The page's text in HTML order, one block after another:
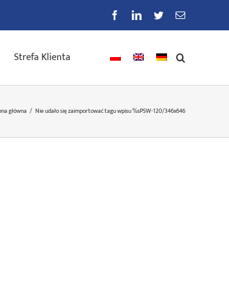
FacebookLinkedIn
TwitterE-
Strefa Klienta
główna / Nie udało się zaimportować tagu wpisu %sPSW-120/346x646